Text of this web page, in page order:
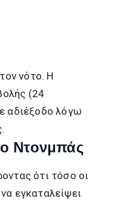
νότο. Η
(24
αδιέξοδο λόγω
Ντονμπάς
ότι τόσο οι
εγκαταλείψει